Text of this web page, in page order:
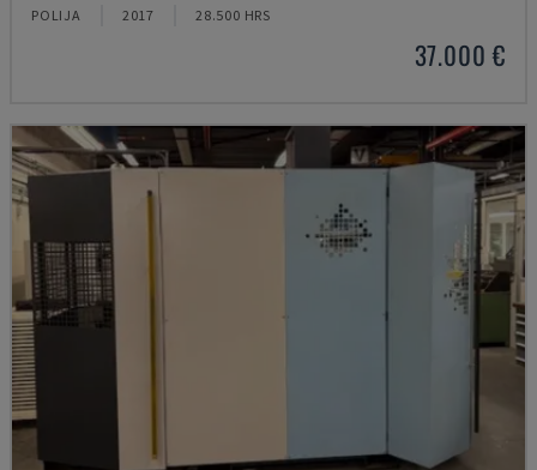
POLIJA 2017 28.500 HRS
37.000 €